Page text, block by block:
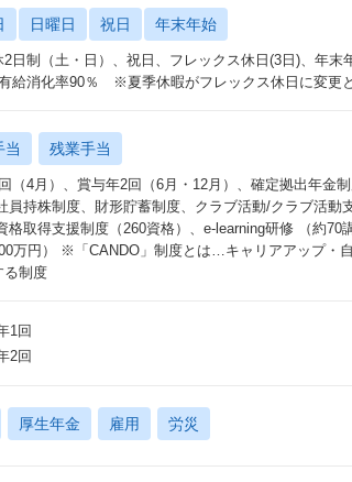
日曜日 祝日 年末年始
2日制（土・日）、祝日、フレックス休日(3日)、年
給消化率90％ ※夏季休暇がフレックス休日に変更と
当 残業手当
（4月）、賞与年2回（6月・12月）、確定拠出年金
員持株制度、財形貯蓄制度、クラブ活動/クラブ活
格取得支援制度（260資格）、e-learning研修 （約
万円） ※「CANDO」制度とは…キャリアアップ・
る制度
1回
2回
厚生年金 雇用 労災